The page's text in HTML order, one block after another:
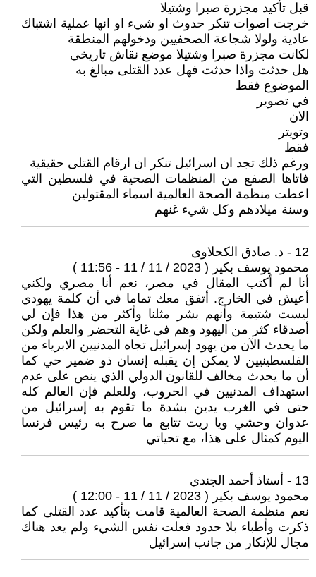
قبل تأكيد مجزرة صبرا وشتيلا
خرجت اصوات تنكر حدوث او شيء او انها عملية اشتباك
عادية ولولا شجاعة الصحفيين ودخولهم المنطقة
لكانت مجزرة صبرا وشتيلا موضع نقاش تاريخي
هل حدثت واذا حدثت فهل عدد القتلى مبالغ به
الموضوع فقط
في تصوير
الان
وتويتر
فقط
ورغم ذلك تجد ان اسرائيل تنكر ان ارقام القتلى حقيقية
فاتاها الصفع من المنظمات الصحية في فلسطين التي
اعطت منظمة الصحة العالمية اسماء المقتولين
وسنة ميلادهم وكل شيء غنهم
12 - د. صادق الكحلاوى
محمود يوسف بكير ( 2023 / 11 / 11 - 11:56 )
أنا لم أكتب المقال في مصر، نعم أنا مصري ولكني
أعيش في الخارج. أتفق معك تماما في أن كلمة يهودي
ليست شتيمة وأنهم بشر مثلنا وأكثر من هذا فإن لي
أصدقاء كثر من اليهود وهم في غاية التحضر والعلم ولكن
ما يحدث الآن من يهود إسرائيل تجاه المدنيين الابرياء من
الفلسطينيين لا يمكن إن يقبله إنسان ذو ضمير حي كما
أن ما يحدث مخالف للقانون الدولي الذي ينص على عدم
استهداف المدنيين في الحروب، وللعلم فإن العالم كله
حتى في الغرب يدين بشدة ما تقوم به إسرائيل من
عدوان وحشي ويا ريت تتابع ما صرح به رئيس فرنسا
اليوم كمثال على هذا، مع تحياتي
13 - أستاذ أحمد الجندي
محمود يوسف بكير ( 2023 / 11 / 11 - 12:00 )
نعم منظمة الصحة العالمية قامت بتأكيد عدد القتلى كما
ذكرت وأطباء بلا حدود فعلت نفس الشيء ولم يعد هناك
مجال للإنكار من جانب إسرائيل